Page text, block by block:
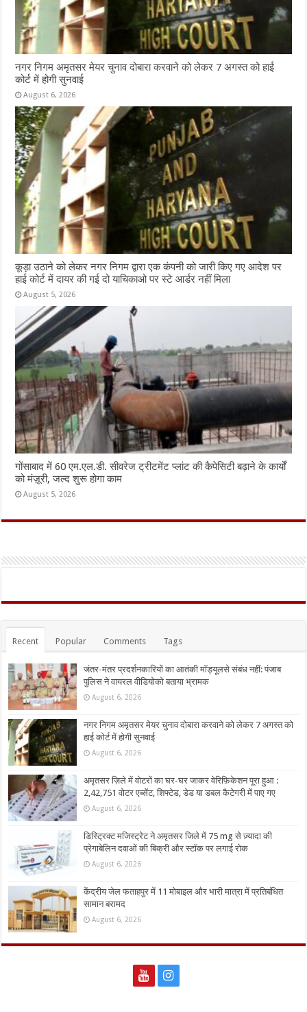
नगर निगम अमृतसर मेयर चुनाव दोबारा करवाने को लेकर 7 अगस्त को हाई
कोर्ट में होगी सुनवाई
August 6, 2026
कूड़ा उठाने को लेकर नगर निगम द्वारा एक कंपनी को जारी किए गए आदेश पर
हाई कोर्ट में दायर की गई दो याचिकाओ पर स्टे आर्डर नहीं मिला
August 5, 2026
गोंसाबाद में 60 एम.एल.डी. सीवरेज ट्रीटमेंट प्लांट की कैपेसिटी बढ़ाने के कार्यों
को मंज़ूरी, जल्द शुरू होगा काम
August 5, 2026
Recent Popular Comments Tags
जंतर-मंतर प्रदर्शनकारियों का आतंकी मॉड्यूलसे संबंध नहीं: पंजाब
पुलिस ने वायरल वीडियोको बताया भ्रामक
August 6, 2026
नगर निगम अमृतसर मेयर चुनाव दोबारा करवाने को लेकर 7 अगस्त को
हाई कोर्ट में होगी सुनवाई
August 6, 2026
अमृतसर ज़िले में वोटरों का घर-घर जाकर वेरिफ़िकेशन पूरा हुआ :
2,42,751 वोटर एब्सेंट, शिफ्टेड, डेड या डबल कैटेगरी में पाए गए
August 6, 2026
डिस्ट्रिक्ट मजिस्ट्रेट ने अमृतसर जिले में 75 mg से ज़्यादा की
प्रेगाबेलिन दवाओं की बिक्री और स्टॉक पर लगाई रोक
August 6, 2026
केंद्रीय जेल फताहपुर में 11 मोबाइल और भारी मात्रा में प्रतिबंधित
सामान बरामद
August 6, 2026